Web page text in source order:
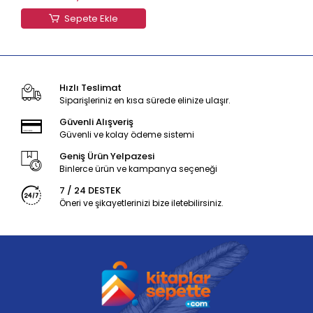
Sepete Ekle
Hızlı Teslimat
Siparişleriniz en kısa sürede elinize ulaşır.
Güvenli Alışveriş
Güvenli ve kolay ödeme sistemi
Geniş Ürün Yelpazesi
Binlerce ürün ve kampanya seçeneği
7 / 24 DESTEK
Öneri ve şikayetlerinizi bize iletebilirsiniz.